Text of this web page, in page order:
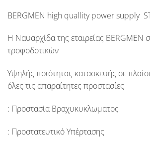
BERGMEN high quallity power supply
Η Ναυαρχίδα της εταιρείας BERGMEN
τροφοδοτικών
Υψηλής ποιότητας κατασκευής σε
όλες τις απαραίτητες προστασίες
: Προστασία Βραχυκυκλωματος
: Προστατευτικό Υπέρτασης